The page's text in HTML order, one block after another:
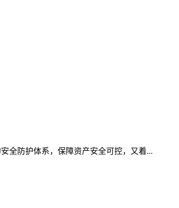
全防护体系，保障资产安全可控，又着...